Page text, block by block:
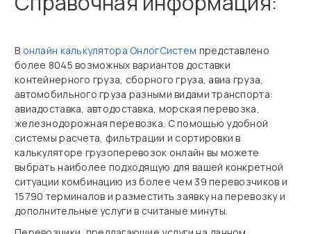
В онлайн калькулятора ОнлогСистем представлено
более 8045 возможных вариантов доставки
контейнерного груза, сборного груза, авиа груза,
автомобильного груза разными видами транспорта:
авиадоставка, автодоставка, морская перевозка,
железнодорожная перевозка. С помощью удобной
системы расчета, фильтрации и сортировки в
калькуляторе грузоперевозок онлайн вы можете
выбрать наиболее подходящую для вашей конкретной
ситуации комбинацию из более чем 39 перевозчиков и
15790 терминалов и разместить заявку на перевозку и
дополнительные услуги в считаные минуты.